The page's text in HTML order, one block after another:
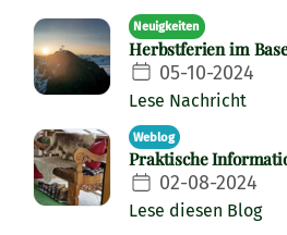
Neuigkeiten
Herbstferien im
05-10-2024
Lese Nachricht
Weblog
Praktische
02-08-2024
Lese diesen Blog